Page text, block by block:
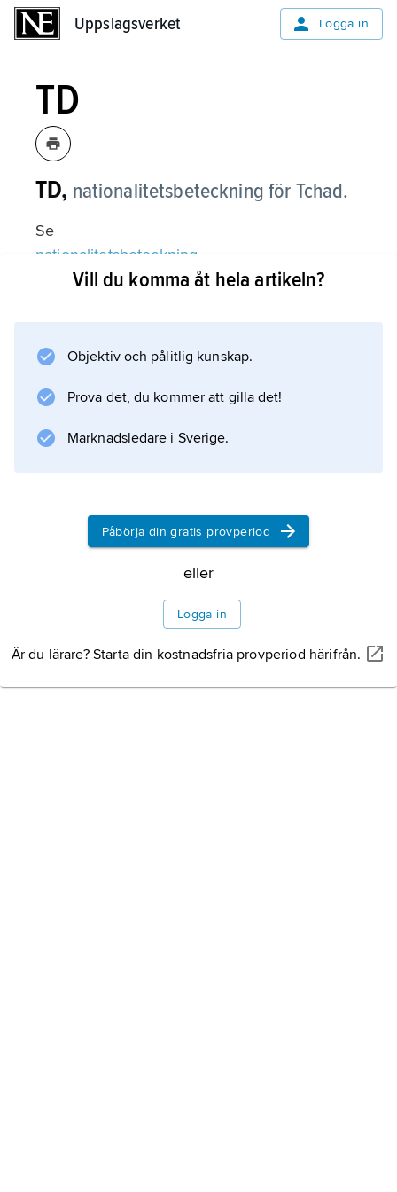
Uppslagsverket Logga in
TD
TD, nationalitetsbeteckning för Tchad.
Se
nationalitetsbeteckning
Information om artikeln
Vill du komma åt hela artikeln?
Objektiv och pålitlig kunskap.
Prova det, du kommer att gilla det!
Marknadsledare i Sverige.
Påbörja din gratis provperiod
eller
Logga in
Är du lärare? Starta din kostnadsfria provperiod härifrån.